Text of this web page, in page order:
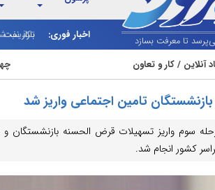
تا معرفت بسازد
اخبار فوری:
تکذیب
بازار
آنلاین /کار و تعاون
تامین اجتماعی واریز شد
کشور انجام شد.